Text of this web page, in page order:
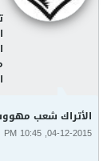
الأتراك شعب
04-12-2015, 10:45 PM